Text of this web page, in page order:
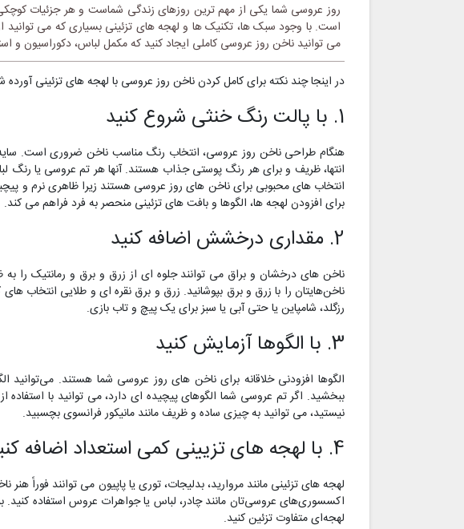
روز عروسی شما یکی از مهم ترین روزهای زندگی شماست و هر جزئیات
است. با وجود سبک ها، تکنیک ها و لهجه های تزئینی بسیاری که می توانید از
می توانید ناخن روز عروسی کاملی ایجاد کنید که مکمل لباس، دکوراسیون و
در اینجا چند نکته برای کامل کردن ناخن روز عروسی با لهجه های تزئینی
1. با پالت رنگ خنثی شروع کنید
هنگام طراحی ناخن روز عروسی، انتخاب رنگ مناسب ناخن ضروری است. سایه
انتها، ظریف و برای هر رنگ پوستی جذاب هستند. آنها هر تم عروسی یا رنگ
انتخاب های محبوبی برای ناخن های روز عروسی هستند زیرا ظاهری نرم و
برای افزودن لهجه ها، الگوها و بافت های تزئینی منحصر به فرد فراهم می کند.
2. مقداری درخشش اضافه کنید
ناخن های درخشان و براق می توانند جلوه ای از زرق و برق و رمانتیک را
ناخن‌هایتان را با زرق و برق بپوشانید. زرق و برق نقره ای و طلایی انتخاب
رزگلد، شامپاین یا حتی آبی یا سبز برای یک پیچ و تاب بازی.
3. با الگوها آزمایش کنید
الگوها افزودنی خلاقانه برای ناخن های روز عروسی شما هستند. می‌توانید
ببخشید. اگر تم عروسی شما الگوهای پیچیده ای دارد، می توانید با
نیستید، می توانید به چیزی ساده و ظریف مانند مانیکور فرانسوی بچسبید.
4. با لهجه های تزیینی کمی استعداد اضافه کنید
لهجه های تزئینی مانند مروارید، بدلیجات، توری یا پاپیون می توانند فوراً
اکسسوری‌های عروسی‌تان مانند چادر، لباس یا جواهرات عروس استفاده کنید.
لهجه‌ای متفاوت تزئین کنید.